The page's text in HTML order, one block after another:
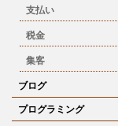
支払い
税金
集客
ブログ
プログラミング